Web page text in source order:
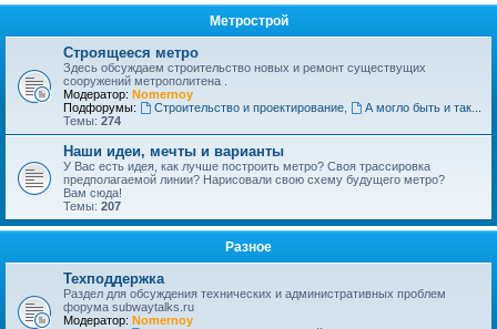
Метрострой
Строящееся метро
Здесь обсуждаем строительство новых и ремонт существущих
сооружений метрополитена .
Модератор: Nomernoy
Подфорумы:
Строительство и проектирование,
А могло быть и так...
Темы: 274
Наши идеи, мечты и варианты
У Вас есть идея, как лучше построить метро? Своя трассировка
предполагаемой линии? Нарисовали свою схему будущего метро?
Вам сюда!
Темы: 207
Разное
Техподдержка
Раздел для обсуждения технических и административных проблем
форума subwaytalks.ru
Модератор: Nomernoy